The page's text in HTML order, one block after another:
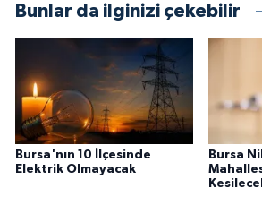
Bunlar da ilginizi çekebilir
Bursa'nın 10 İlçesinde
Elektrik Olmayacak
Bursa